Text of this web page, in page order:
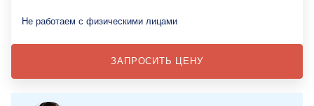
Не работаем с физическими лицами
ЗАПРОСИТЬ ЦЕНУ